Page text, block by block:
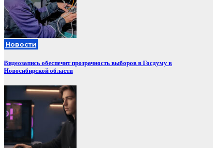
Новости
Видеозапись обеспечит прозрачность выборов в Госдуму в
Новосибирской области